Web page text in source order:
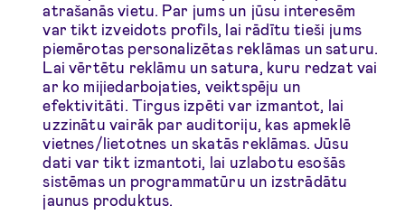
atrašanās vietu. Par jums un jūsu interesēm
var tikt izveidots profils, lai rādītu tieši jums
piemērotas personalizētas reklāmas un saturu.
Lai vērtētu reklāmu un satura, kuru redzat vai
ar ko mijiedarbojaties, veiktspēju un
efektivitāti. Tirgus izpēti var izmantot, lai
uzzinātu vairāk par auditoriju, kas apmeklē
vietnes/lietotnes un skatās reklāmas. Jūsu
dati var tikt izmantoti, lai uzlabotu esošās
sistēmas un programmatūru un izstrādātu
jaunus produktus.